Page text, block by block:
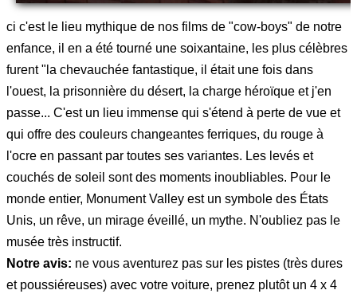
ci c'est le lieu mythique de nos films de "cow-boys" de notre
enfance, il en a été tourné une soixantaine, les plus célèbres
furent "la chevauchée fantastique, il était une fois dans
l'ouest, la prisonnière du désert, la charge héroïque et j'en
passe... C'est un lieu immense qui s'étend à perte de vue et
qui offre des couleurs changeantes ferriques, du rouge à
l'ocre en passant par toutes ses variantes. Les levés et
couchés de soleil sont des moments inoubliables. Pour le
monde entier, Monument Valley est un symbole des États
Unis, un rêve, un mirage éveillé, un mythe. N'oubliez pas le
musée très instructif.
Notre avis: ne vous aventurez pas sur les pistes (très dures
et poussiéreuses) avec votre voiture, prenez plutôt un 4 x 4